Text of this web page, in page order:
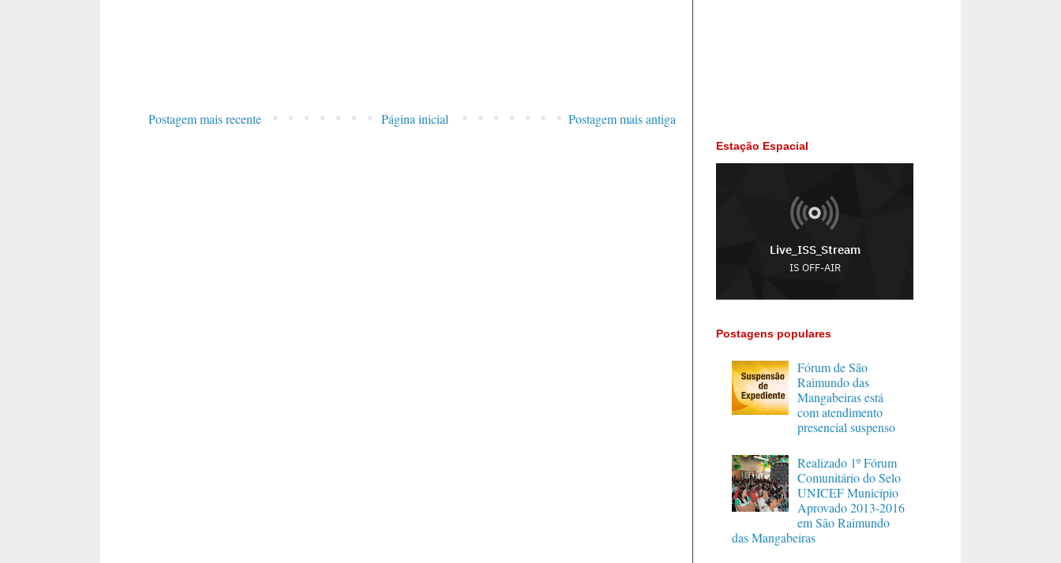
Postagem mais recente Postagem mais antiga
Página inicial
Estação Espacial
Postagens populares
Fórum de São
Raimundo das
Mangabeiras está
com atendimento
presencial suspenso
Realizado 1º Fórum
Comunitário do Selo
UNICEF Município
Aprovado 2013-2016
em São Raimundo
das Mangabeiras